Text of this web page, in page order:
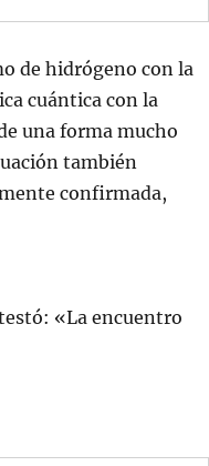
de hidrógeno con la
cuántica con la
una forma mucho
también
confirmada,
«La encuentro